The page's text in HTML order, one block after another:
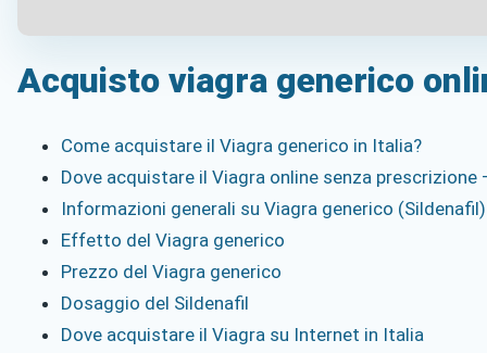
Acquisto viagra generico
Come acquistare il Viagra generico in Italia?
Dove acquistare il Viagra online senza prescrizione
Informazioni generali su Viagra generico (Sildenafil)
Effetto del Viagra generico
Prezzo del Viagra generico
Dosaggio del Sildenafil
Dove acquistare il Viagra su Internet in Italia